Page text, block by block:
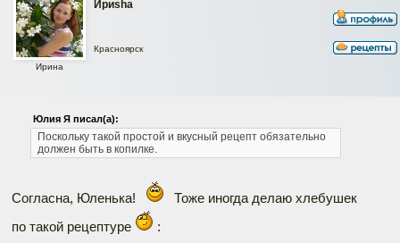
Ириshа
Ирина
Красноярск
Юлия Я писал(а):
Поскольку такой простой и вкусный рецепт обязательно
должен быть в копилке.
Согласна, Юленька!
Тоже иногда делаю хлебушек
по такой рецептуре
: